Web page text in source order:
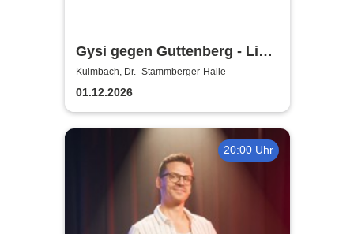
Gysi gegen Guttenberg - Live
2026
Kulmbach, Dr.- Stammberger-Halle
01.12.2026
20:00 Uhr